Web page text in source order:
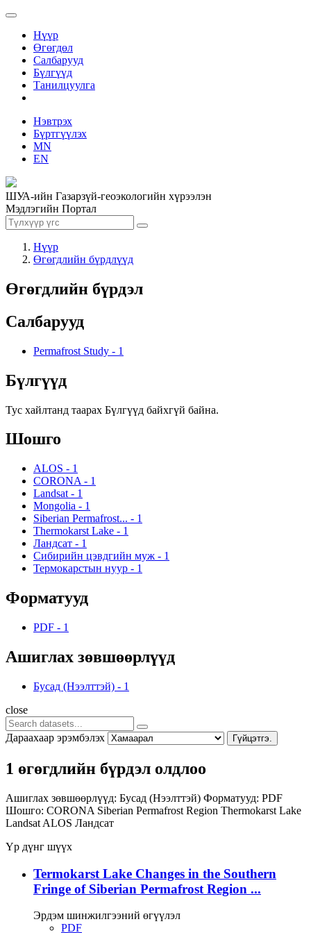
Нүүр
Өгөгдөл
Салбарууд
Бүлгүүд
Танилцуулга
Нэвтрэх
Бүртгүүлэх
MN
EN
ШУА-ийн Газарзүй-геоэкологийн хүрээлэн
Мэдлэгийн Портал
Нүүр
Өгөгдлийн бүрдлүүд
Өгөгдлийн бүрдэл
Салбарууд
Permafrost Study - 1
Бүлгүүд
Тус хайлтанд таарах Бүлгүүд байхгүй байна.
Шошго
ALOS - 1
CORONA - 1
Landsat - 1
Mongolia - 1
Siberian Permafrost... - 1
Thermokarst Lake - 1
Ландсат - 1
Сибирийн цэвдгийн муж - 1
Термокарстын нуур - 1
Форматууд
PDF - 1
Ашиглах зөвшөөрлүүд
Бусад (Нээлттэй) - 1
close
Дараахаар эрэмбэлэх Гүйцэтгэ.
1 өгөгдлийн бүрдэл олдлоо
Ашиглах зөвшөөрлүүд: Бусад (Нээлттэй) Форматууд: PDF
Шошго: CORONA Siberian Permafrost Region Thermokarst Lake
Landsat ALOS Ландсат
Үр дүнг шүүх
Termokarst Lake Changes in the Southern
Fringe of Siberian Permafrost Region ...
Эрдэм шинжилгээний өгүүлэл
PDF